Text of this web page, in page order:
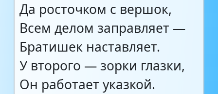
Да росточком с вершок,
Всем делом заправляет —
Братишек наставляет.
У второго — зорки глазки,
Он работает указкой.